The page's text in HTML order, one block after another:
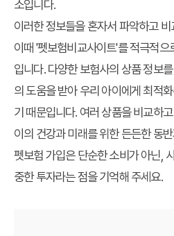
소입니다.
이러한 정보들을 혼자서 파악하고
이때 '펫보험비교사이트'를 적극적
입니다. 다양한 보험사의 상품 정보
의 도움을 받아 우리 아이에게 최적
기 때문입니다. 여러 상품을 비교하
이의 건강과 미래를 위한 든든한 동
펫보험 가입은 단순한 소비가 아닌,
중한 투자라는 점을 기억해 주세요.